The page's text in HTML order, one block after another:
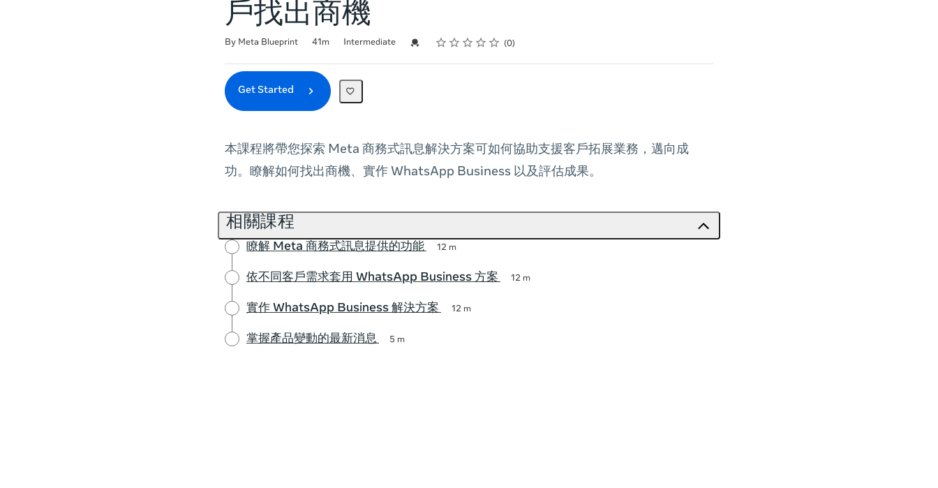
戶找出商機
By Meta Blueprint 41m Intermediate Credential For Completion
Rating
1 star
2 stars
3 stars
4 stars
5 stars 0
Get Started
本課程將帶您探索 Meta 商務式訊息解決方案可如何協助支援客戶拓展業務，邁向成
功。瞭解如何找出商機、實作 WhatsApp Business 以及評估成果。
相關課程
瞭解 Meta 商務式訊息提供的功能 12 m
依不同客戶需求套用 WhatsApp Business 方案 12 m
實作 WhatsApp Business 解決方案 12 m
掌握產品變動的最新消息 5 m